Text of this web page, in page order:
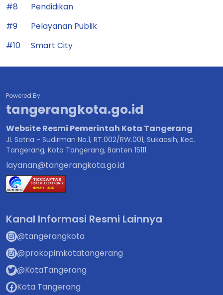
#8
Pendidikan
#9
Pelayanan Publik
#10
Smart City
Powered By
tangerangkota.go.id
Website Resmi Pemerintah Kota Tangerang
Jl. Satria - Sudirman No.1, RT.002/RW.001, Sukaasih, Kec.
Tangerang, Kota Tangerang, Banten 15111
layanan@tangerangkota.go.id
Kanal Informasi Resmi Lainnya
@tangerangkota
@prokopimkotatangerang
@KotaTangerang
Kota Tangerang